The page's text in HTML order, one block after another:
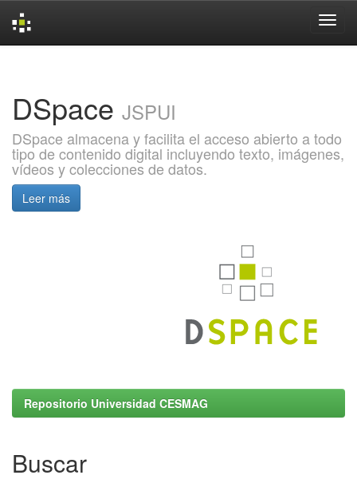
DSpace JSPUI
DSpace almacena y facilita el acceso abierto a todo
tipo de contenido digital incluyendo texto, imágenes,
vídeos y colecciones de datos.
Leer más
Repositorio Universidad CESMAG
Buscar